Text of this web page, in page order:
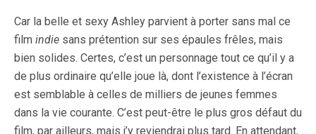
Car la belle et sexy Ashley parvient à porter sans mal ce
film indie sans prétention sur ses épaules frêles, mais
bien solides. Certes, c’est un personnage tout ce qu’il y a
de plus ordinaire qu’elle joue là, dont l’existence à l’écran
est semblable à celles de milliers de jeunes femmes
dans la vie courante. C’est peut-être le plus gros défaut du
film, par ailleurs, mais j’y reviendrai plus tard. En attendant,